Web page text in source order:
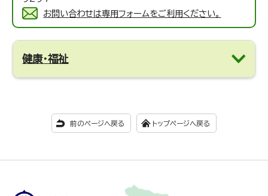
お問い合わせは専用フォームをご利用ください。
健康・福祉
前のページへ戻る トップページへ戻る